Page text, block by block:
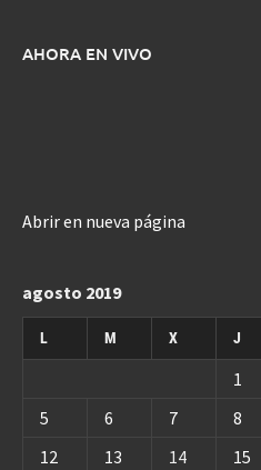
AHORA EN VIVO
Abrir en nueva página
agosto 2019
L M X J
1
5
6 7 8
12
13 14 15